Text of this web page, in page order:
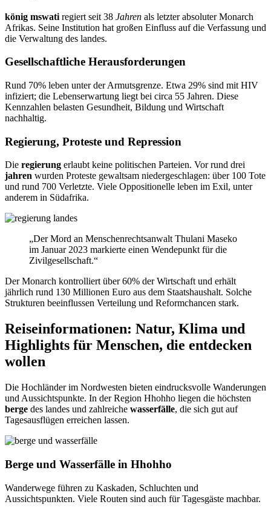
könig mswati regiert seit 38 Jahren als letzter absoluter Monarch
Afrikas. Seine Institution hat großen Einfluss auf die Verfassung und
die Verwaltung des landes.
Gesellschaftliche Herausforderungen
Rund 70% leben unter der Armutsgrenze. Etwa 29% sind mit HIV
infiziert; die Lebenserwartung liegt bei circa 55 Jahren. Diese
Kennzahlen belasten Gesundheit, Bildung und Wirtschaft
nachhaltig.
Regierung, Proteste und Repression
Die regierung erlaubt keine politischen Parteien. Vor rund drei
jahren wurden Proteste gewaltsam niedergeschlagen: über 100 Tote
und rund 700 Verletzte. Viele Oppositionelle leben im Exil, unter
anderem in Südafrika.
„Der Mord an Menschenrechtsanwalt Thulani Maseko
im Januar 2023 markierte einen Wendepunkt für die
Zivilgesellschaft.“
Der Monarch kontrolliert über 60% der Wirtschaft und erhält
jährlich rund 130 Millionen Euro aus dem Staatshaushalt. Solche
Strukturen beeinflussen Verteilung und Reformchancen stark.
Reiseinformationen: Natur, Klima und
Highlights für Menschen, die entdecken
wollen
Die Hochländer im Nordwesten bieten eindrucksvolle Wanderungen
und Aussichtspunkte. In der Region Hhohho liegen die höchsten
berge des landes und zahlreiche wasserfälle, die sich gut auf
Tagesausflügen erreichen lassen.
Berge und Wasserfälle in Hhohho
Wanderwege führen zu Kaskaden, Schluchten und
Aussichtspunkten. Viele Routen sind auch für Tagesgäste machbar.